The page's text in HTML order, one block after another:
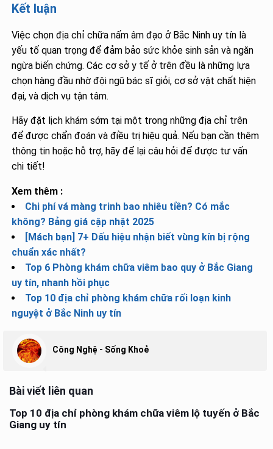
Kết luận
Việc chọn địa chỉ chữa nấm âm đạo ở Bắc Ninh uy tín là
yếu tố quan trọng để đảm bảo sức khỏe sinh sản và ngăn
ngừa biến chứng. Các cơ sở y tế ở trên đều là những lựa
chọn hàng đầu nhờ đội ngũ bác sĩ giỏi, cơ sở vật chất hiện
đại, và dịch vụ tận tâm.
Hãy đặt lịch khám sớm tại một trong những địa chỉ trên
để được chẩn đoán và điều trị hiệu quả. Nếu bạn cần thêm
thông tin hoặc hỗ trợ, hãy để lại câu hỏi để được tư vấn
chi tiết!
Xem thêm :
Chi phí vá màng trinh bao nhiêu tiền? Có mắc
không? Bảng giá cập nhật 2025
[Mách bạn] 7+ Dấu hiệu nhận biết vùng kín bị rộng
chuẩn xác nhất?
Top 6 Phòng khám chữa viêm bao quy ở Bắc Giang
uy tín, nhanh hồi phục
Top 10 địa chỉ phòng khám chữa rối loạn kinh
nguyệt ở Bắc Ninh uy tín
Công Nghệ - Sống Khoẻ
Bài viết liên quan
Top 10 địa chỉ phòng khám chữa viêm lộ tuyến ở Bắc
Giang uy tín